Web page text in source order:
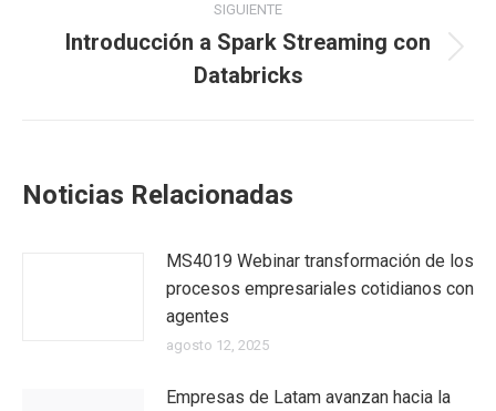
SIGUIENTE
Introducción a Spark Streaming con
Databricks
Noticias Relacionadas
MS4019 Webinar transformación de los
procesos empresariales cotidianos con
agentes
agosto 12, 2025
Empresas de Latam avanzan hacia la